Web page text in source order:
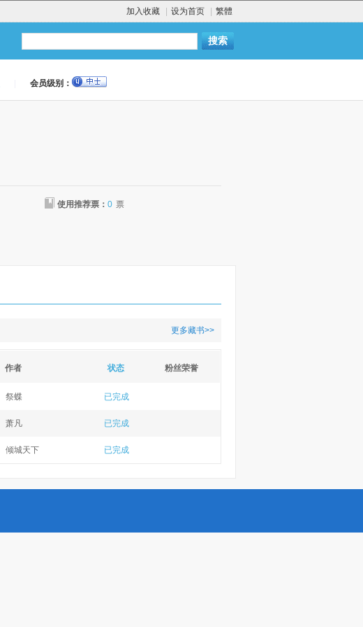
加入收藏 设为首页 繁體
会员级别：
使用推荐票：0 票
更多藏书>>
作者 状态 粉丝荣誉
祭蝶 已完成
萧凡 已完成
倾城天下 已完成